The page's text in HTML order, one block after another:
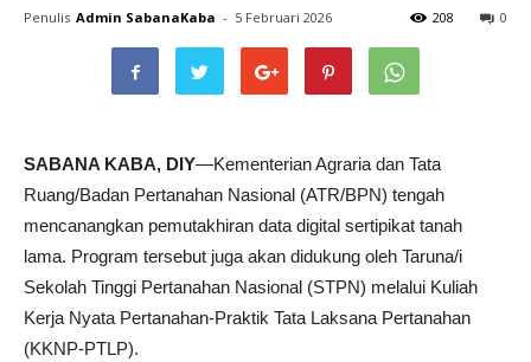
Penulis Admin SabanaKaba - 5 Februari 2026 0
208
SABANA KABA, DIY—Kementerian Agraria dan Tata
Ruang/Badan Pertanahan Nasional (ATR/BPN) tengah
mencanangkan pemutakhiran data digital sertipikat tanah
lama. Program tersebut juga akan didukung oleh Taruna/i
Sekolah Tinggi Pertanahan Nasional (STPN) melalui Kuliah
Kerja Nyata Pertanahan-Praktik Tata Laksana Pertanahan
(KKNP-PTLP).